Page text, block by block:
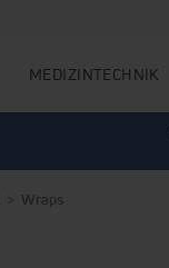
MEDIZINTECHNIK
Wraps